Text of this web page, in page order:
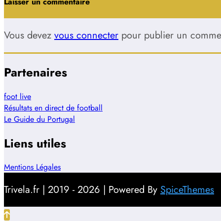
Vous devez vous connecter pour publier un
Partenaires
foot live
Résultats en direct de football
Le Guide du Portugal
Liens utiles
Mentions Légales
Trivela.fr | 2019 - 2026 | Powered By SpiceThemes